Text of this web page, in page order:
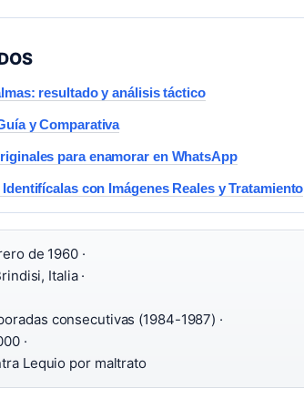
resultado y análisis táctico
y Comparativa
para enamorar en WhatsApp
con Imágenes Reales y Tratamiento
de 1960 ·
Italia ·
consecutivas (1984-1987) ·
·
Lequio por maltrato